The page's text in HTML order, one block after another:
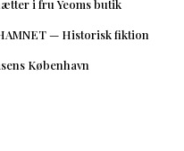
i fru Yeoms butik
— Historisk fiktion
København